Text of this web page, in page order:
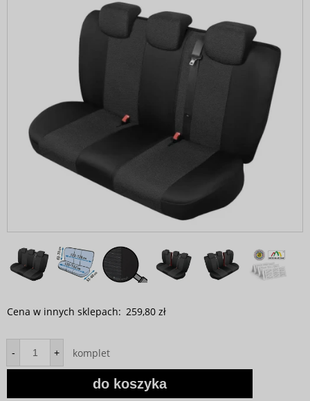
Cena w innych sklepach: 259,80 zł
- + komplet
do koszyka